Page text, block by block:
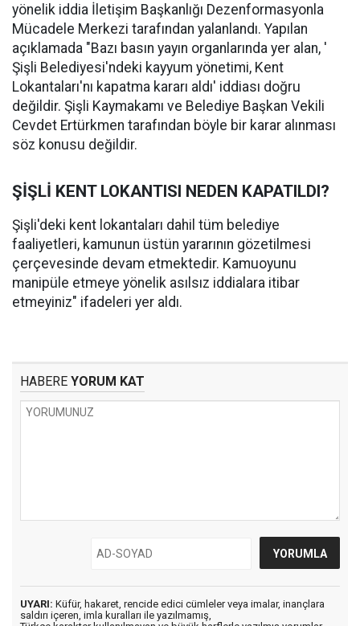
yönelik iddia İletişim Başkanlığı Dezenformasyonla
Mücadele Merkezi tarafından yalanlandı. Yapılan
açıklamada "Bazı basın yayın organlarında yer alan, '
Şişli Belediyesi'ndeki kayyum yönetimi, Kent
Lokantaları'nı kapatma kararı aldı' iddiası doğru
değildir. Şişli Kaymakamı ve Belediye Başkan Vekili
Cevdet Ertürkmen tarafından böyle bir karar alınması
söz konusu değildir.
ŞİŞLİ KENT LOKANTISI NEDEN KAPATILDI?
Şişli'deki kent lokantaları dahil tüm belediye
faaliyetleri, kamunun üstün yararının gözetilmesi
çerçevesinde devam etmektedir. Kamuoyunu
manipüle etmeye yönelik asılsız iddialara itibar
etmeyiniz" ifadeleri yer aldı.
HABERE YORUM KAT
UYARI: Küfür, hakaret, rencide edici cümleler veya imalar, inançlara
saldırı içeren, imla kuralları ile yazılmamış,